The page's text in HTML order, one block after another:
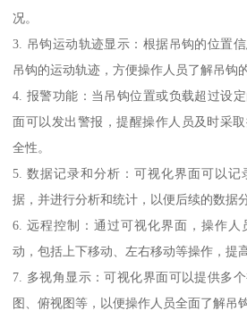
况。
3. 吊钩运动轨迹显示：根据吊钩的位置
吊钩的运动轨迹，方便操作人员了解吊钩
4. 报警功能：当吊钩位置或负载超过设
面可以发出警报，提醒操作人员及时采
全性。
5. 数据记录和分析：可视化界面可以记
据，并进行分析和统计，以便后续的数据
6. 远程控制：通过可视化界面，操作人
动，包括上下移动、左右移动等操作，提
7. 多视角显示：可视化界面可以提供多
图、俯视图等，以便操作人员全面了解吊